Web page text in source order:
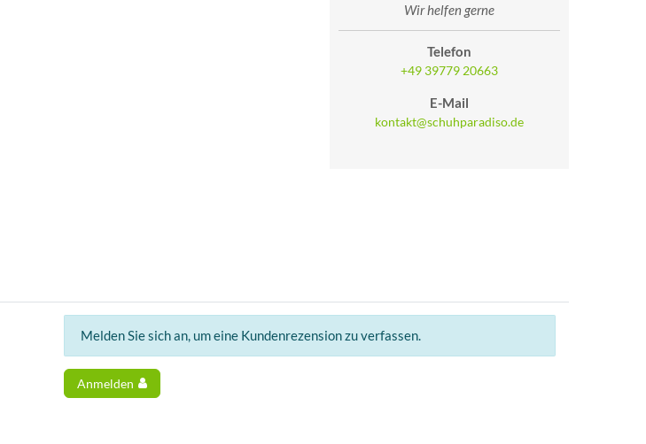
Wir helfen gerne
Telefon
+49 39779 20663
E-Mail
kontakt@schuhparadiso.de
Melden Sie sich an, um eine Kundenrezension zu verfassen.
Anmelden